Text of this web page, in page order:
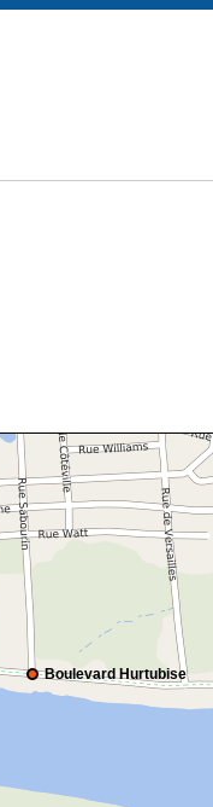
Boulevard Hurtubise